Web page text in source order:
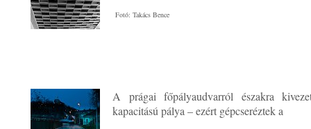
Fotó: Takács Bence
A prágai főpályaudvarról északra
kapacitású pálya – ezért gépcseréztek a